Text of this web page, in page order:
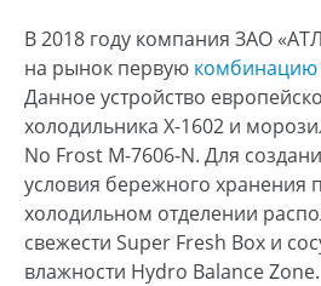
В 2018 году компания ЗАО
на рынок первую комбинацию
Данное устройство
холодильника X-1602 и
No Frost М-7606-N. Для
условия бережного хранения
холодильном отделении
свежести Super Fresh Box и
влажности Hydro Balance Zone.